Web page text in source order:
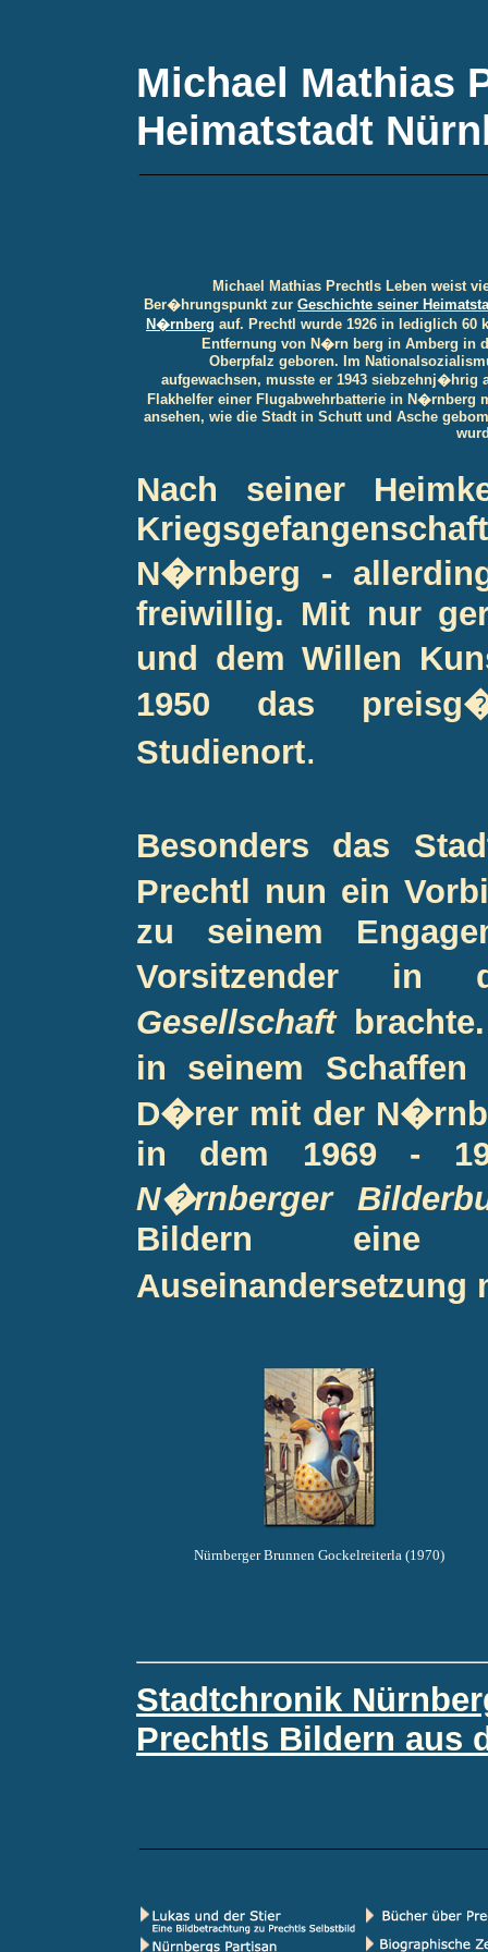
Michael Mathias
Heimatstadt
Michael Mathias Prechtls Leben weist
Ber�hrungspunkt zur Geschichte seiner
N�rnberg auf. Prechtl wurde 1926 in lediglich 60
Entfernung von N�rn berg in Amberg in
Oberpfalz geboren. Im
aufgewachsen, musste er 1943 siebzehnj�hrig
Flakhelfer einer Flugabwehrbatterie in N�rnberg
ansehen, wie die Stadt in Schutt und Asche
Nach seiner
N�rnberg -
freiwillig. Mit nur
und dem Willen
1950 das
Studienort.
Besonders das
Prechtl nun ein
zu seinem
Vorsitzender
Gesellschaft
in seinem
D�rer mit der
in dem 1969 -
N�rnberger
Bildern eine
Auseinandersetzung
Nürnberger Brunnen Gockelreiterla (1970)
Stadtchronik
Prechtls Bildern aus